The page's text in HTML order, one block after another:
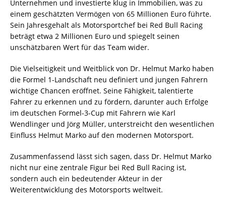
Unternehmen und investierte klug in Immobilien, was zu
einem geschätzten Vermögen von 65 Millionen Euro führte.
Sein Jahresgehalt als Motorsportchef bei Red Bull Racing
beträgt etwa 2 Millionen Euro und spiegelt seinen
unschätzbaren Wert für das Team wider.
Die Vielseitigkeit und Weitblick von Dr. Helmut Marko haben
die Formel 1-Landschaft neu definiert und jungen Fahrern
wichtige Chancen eröffnet. Seine Fähigkeit, talentierte
Fahrer zu erkennen und zu fördern, darunter auch Erfolge
im deutschen Formel-3-Cup mit Fahrern wie Karl
Wendlinger und Jörg Müller, unterstreicht den wesentlichen
Einfluss Helmut Marko auf den modernen Motorsport.
Zusammenfassend lässt sich sagen, dass Dr. Helmut Marko
nicht nur eine zentrale Figur bei Red Bull Racing ist,
sondern auch ein bedeutender Akteur in der
Weiterentwicklung des Motorsports weltweit.